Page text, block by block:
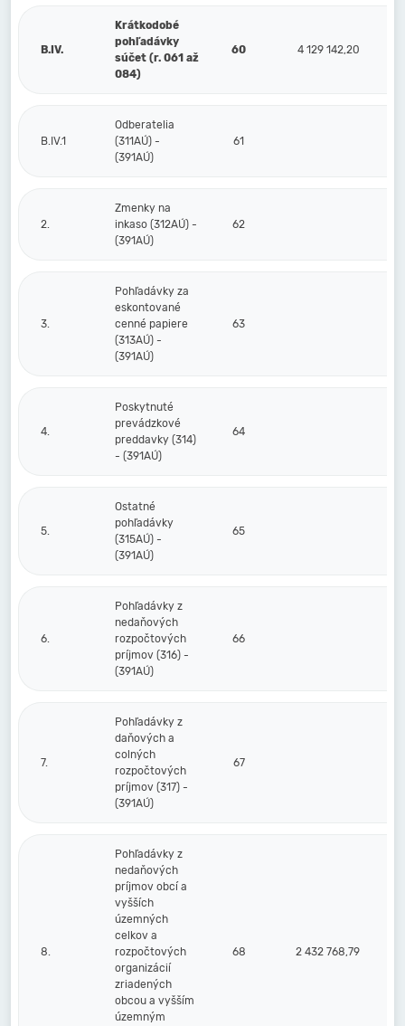
B.IV.
Krátkodobé
pohľadávky
súčet (r. 061 až
084)
60 4 129 142,20
B.IV.1
Odberatelia
(311AÚ) -
(391AÚ)
61
2.
Zmenky na
inkaso (312AÚ) -
(391AÚ)
62
3.
Pohľadávky za
eskontované
cenné papiere
(313AÚ) -
(391AÚ)
63
4.
Poskytnuté
prevádzkové
preddavky (314)
- (391AÚ)
64
5.
Ostatné
pohľadávky
(315AÚ) -
(391AÚ)
65
6.
Pohľadávky z
nedaňových
rozpočtových
príjmov (316) -
(391AÚ)
66
7.
Pohľadávky z
daňových a
colných
rozpočtových
príjmov (317) -
(391AÚ)
67
8.
Pohľadávky z
nedaňových
príjmov obcí a
vyšších
územných
celkov a
rozpočtových
organizácií
zriadených
obcou a vyšším
územným
68 2 432 768,79